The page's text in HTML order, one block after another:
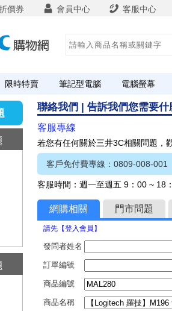
價券 會員中心 客服中心
限時特賣 筆記型電腦 電腦螢幕
聯絡我們 | 告訴我們您需要什
客服專線
若您有任何關於三井3C相關問題，
客戶免付費專線：0809-008-001
客服時間：週一至週五 9：00 ~ 18
網購相關 門市問題
請先【登入會員】
發問者姓名
訂單編號
商品編號
商品名稱